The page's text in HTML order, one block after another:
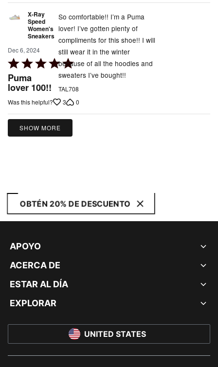
X-Ray
Speed
Women's
Sneakers
Dec 6, 2024
Rated
5
out
of
Puma
lover 100!!
So comfortable!! I’m a Puma
lover! I’ve gotten plenty of
compliments for this shoe!! I will
still wear it in the winter
because of all the hoodies and
sweaters I’ve bought!!
TAL708
Was this helpful?
3 0
SHOW MORE
OBTÉN 20% DE DESCUENTO
APOYO
ACERCA DE
ESTAR AL DÍA
EXPLORAR
UNITED STATES